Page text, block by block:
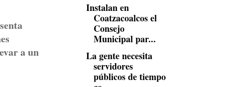
a un
Instalan en
Coatzacoalcos el
Consejo
Municipal par...
La gente necesita
servidores
públicos de tiempo